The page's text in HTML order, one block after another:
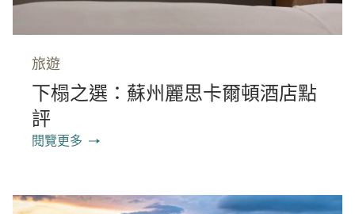
旅遊
下榻之選：蘇州麗思卡爾頓酒店點
評
閱覽更多